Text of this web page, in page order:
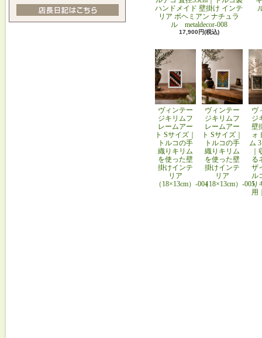
ハンドメイド 壁掛け インテ
リア ボヘミアン ナチュラ
ル metaldecor-008
17,900円(税込)
ヴィンテー
ジキリムフ
レームアー
ト Sサイズ｜
トルコの手
織りキリム
を使った壁
掛けインテ
リア
（18×13cm）-004
ヴィンテー
ジキリムフ
レームアー
ト Sサイズ｜
トルコの手
織りキリム
を使った壁
掛けインテ
リア
（18×13cm）-005
ヴ
ジ
壁
ォ
ム
る
ザ
ル
り
用